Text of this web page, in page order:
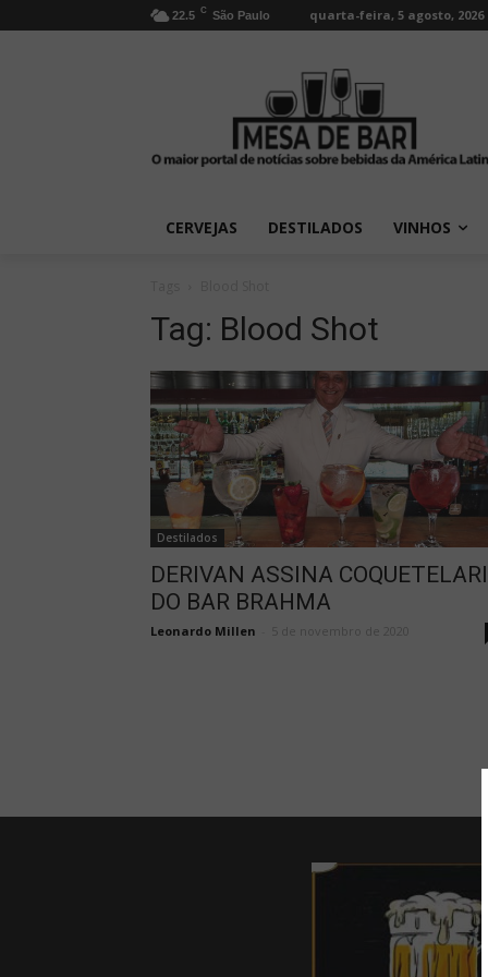
22.5 C São Paulo quarta-feira, 5 agosto, 2026
CERVEJAS DESTILADOS VINHOS
Tag: Blood Shot
Destilados
DERIVAN ASSINA
DO BAR BRAHMA
Leonardo Millen 5 de novembro de 2020